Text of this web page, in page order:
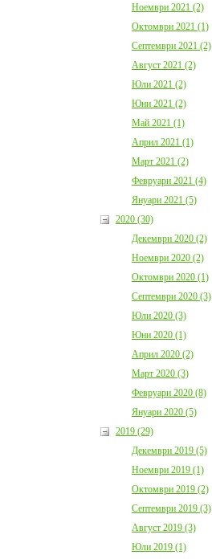
Ноември 2021 (2)
Октомври 2021 (1)
Септември 2021 (2)
Август 2021 (2)
Юли 2021 (2)
Юни 2021 (2)
Май 2021 (1)
Април 2021 (1)
Март 2021 (2)
Февруари 2021 (4)
Януари 2021 (5)
2020 (30)
Декември 2020 (2)
Ноември 2020 (2)
Октомври 2020 (1)
Септември 2020 (3)
Юли 2020 (3)
Юни 2020 (1)
Април 2020 (2)
Март 2020 (3)
Февруари 2020 (8)
Януари 2020 (5)
2019 (29)
Декември 2019 (5)
Ноември 2019 (1)
Октомври 2019 (2)
Септември 2019 (3)
Август 2019 (3)
Юли 2019 (1)